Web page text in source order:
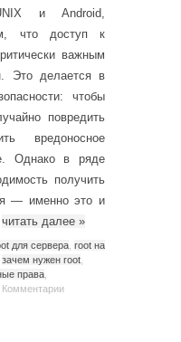
и Android,
что доступ к
важным
Это делается в
чтобы
повредить
вредоносное
Однако в ряде
получить
— именно это и
читать далее »
для сервера root на
зачем нужен root
права
Комментарии